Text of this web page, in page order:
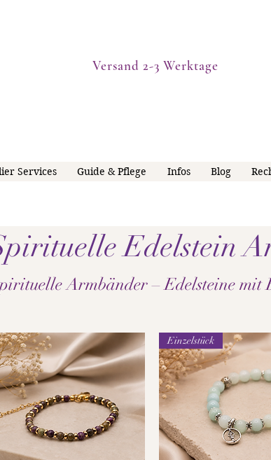
Versand 2-3 Werktage
Services Guide & Pflege Infos Blog
Edelstein
Armbänder – Edelsteine mit
Einzelstück